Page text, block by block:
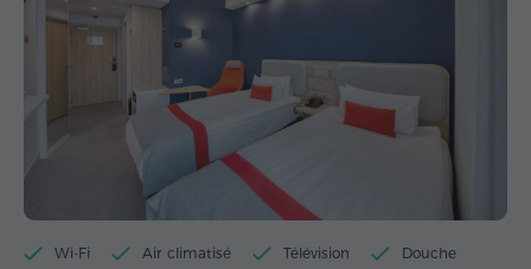
Wi-Fi Air climatisé Télévision Douche